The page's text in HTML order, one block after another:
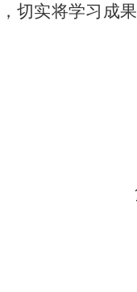
切实将学习成